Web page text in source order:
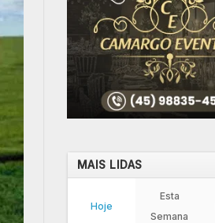
MAIS LIDAS
Hoje
Esta
Semana